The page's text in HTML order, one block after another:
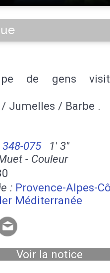
de gens
/ Jumelles / Barbe .
075
1' 3''
- Couleur
: Provence-Alpes-
Méditerranée
Voir la notice